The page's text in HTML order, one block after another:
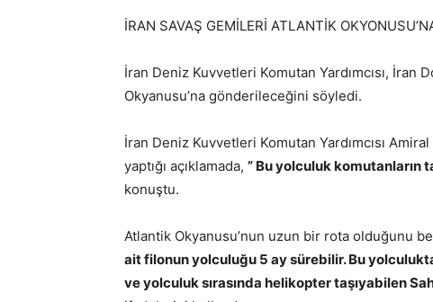
İRAN SAVAŞ GEMİLERİ ATLANTİK
İran Deniz Kuvvetleri Komutan Yardımcısı, İran
Okyanusu’na gönderileceğini söyledi.
İran Deniz Kuvvetleri Komutan Yardımcısı
yaptığı açıklamada, ” Bu yolculuk komutanların
konuştu.
Atlantik Okyanusu’nun uzun bir rota olduğunu
ait filonun yolculuğu 5 ay sürebilir. Bu
ve yolculuk sırasında helikopter taşıyabilen